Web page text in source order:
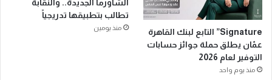
Signature” التابع لبنك القاهرة
عمّان يطلق حملة جوائز حسابات
التوفير لعام 2026
منذ يوم واحد
الشاورما الجديدة.. والنقابة
تطالب بتطبيقها تدريجياً
منذ يومين